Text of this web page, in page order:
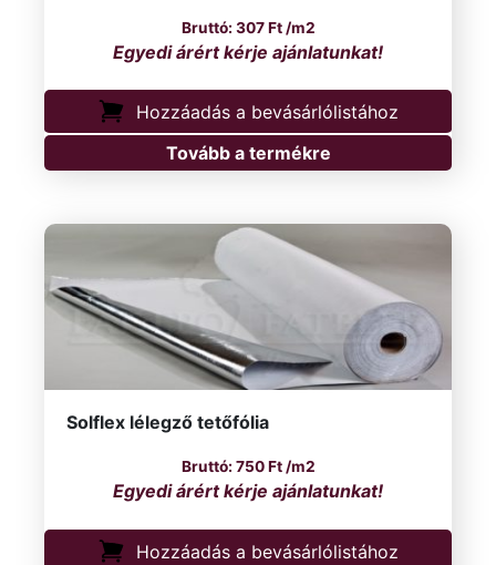
307Ft/m2
Hozzáadás a bevásárlólistához
Tovább a termékre
Solflex lélegző tetőfólia
750Ft/m2
Hozzáadás a bevásárlólistához